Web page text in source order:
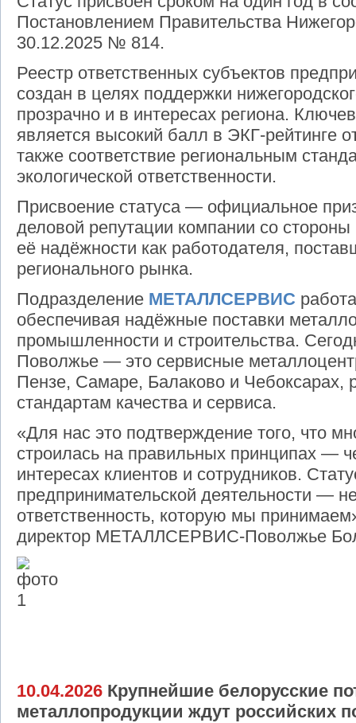
Постановлением Правительства
30.12.2025 № 814.
Реестр ответственных субъектов
создан в целях поддержки
прозрачно и в интересах региона.
является высокий балл в ЭКГ‑рейтинге
также соответствие региональным
экологической ответственности.
Присвоение статуса — официальное
деловой репутации компании со
её надёжности как работодателя,
регионального рынка.
Подразделение МЕТАЛЛСЕРВИС
обеспечивая надёжные поставки
промышленности и строительства.
Поволжье — это сервисные
Пензе, Самаре, Балаково и
стандартам качества и сервиса.
«Для нас это подтверждение того, что
строилась на правильных принципах —
интересах клиентов и сотрудников.
предпринимательской деятельности —
ответственность, которую мы
директор МЕТАЛЛСЕРВИС‑Поволжье
10.04.2026 Крупнейшие белорусские
металлопродукции ждут российских